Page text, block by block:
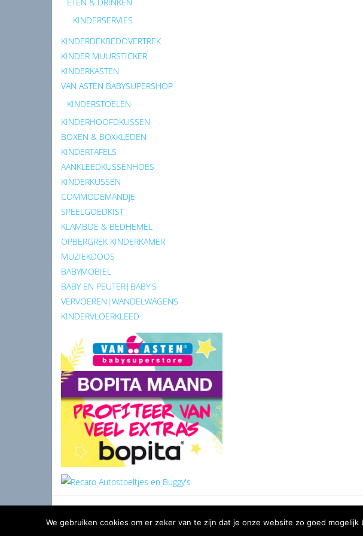
KINDERSERVIES
KINDERDEKBEDOVERTREK
KINDER MUURSTICKER
KINDERKASTEN
VAN ASTEN BABYSUPERSHOP
KINDERSTOELEN
KINDERHOOFDKUSSEN
BOXEN & BOXKLEDEN
KINDERTAFELS
AANKLEEDKUSSENHOES
KINDERKUSSEN
COMMODEMANDJE
SPEELGOEDKIST
KLAMBOE & BEDHEMEL
OPBERGREK KINDERKAMER
MUZIEKDOOS
BABYMOBIEL
BABY EN PEUTER|BABY'S
VERVOEREN|WANDELWAGENS
KINDERVLOERKLEED
We gebruiken cookies om er zeker van te zijn dat je onze website zo goed